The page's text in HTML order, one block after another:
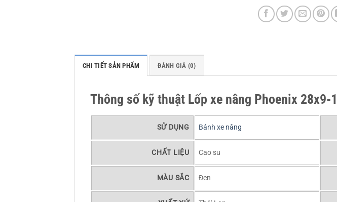
CHI TIẾT SẢN PHẨM ĐÁNH GIÁ (0)
Thông số kỹ thuật Lốp xe nâng Phoenix 28x9-
SỬ DỤNG Bánh xe nâng
CHẤT LIỆU Cao su
MÀU SẮC Đen